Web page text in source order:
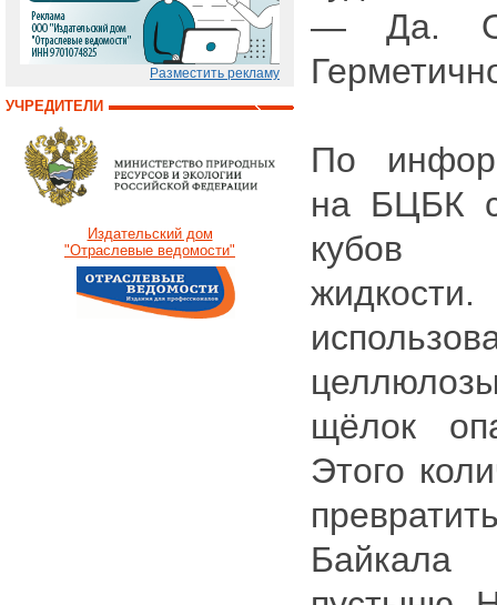
Разместить рекламу
УЧРЕДИТЕЛИ
Издательский дом
"Отраслевые ведомости"
— Да.
По
на БЦБК
кубов
жидкости.
щёлок
Этого